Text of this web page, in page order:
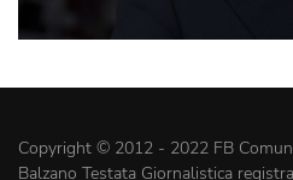
Copyright © 2012 - 2022 FB
Balzano Testata Giornalistica